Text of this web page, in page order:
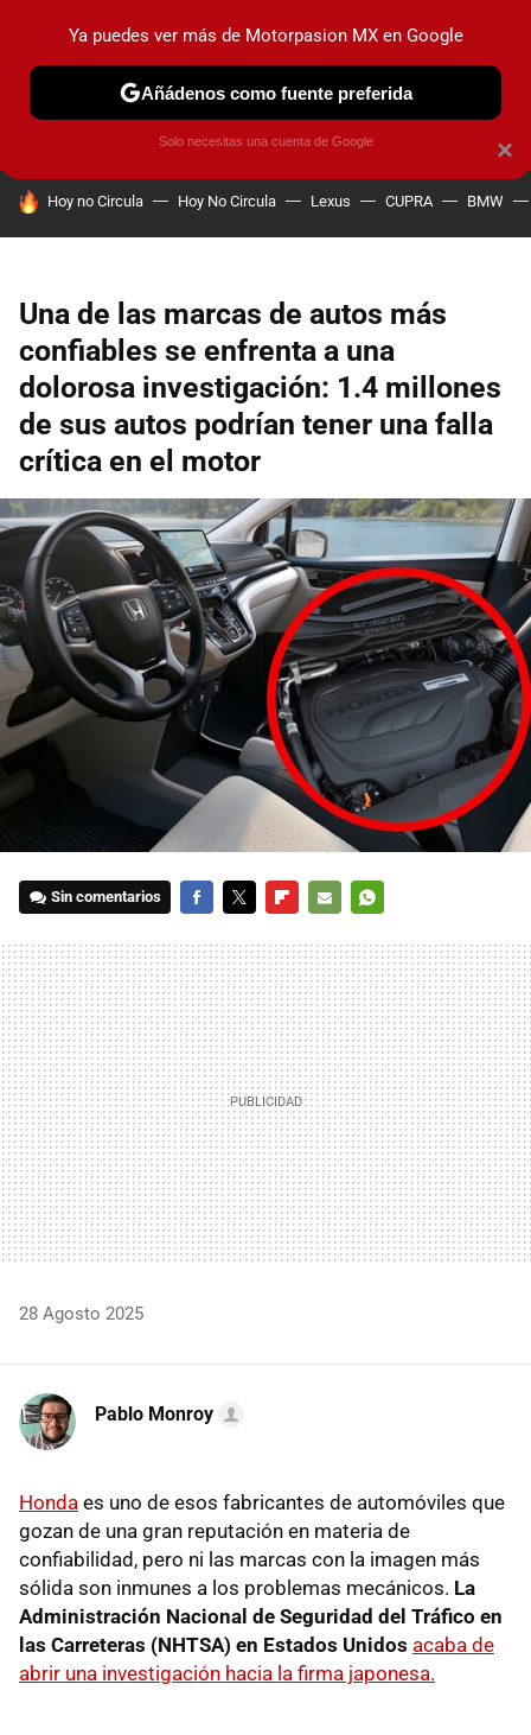
PRUEBAS INDUSTRIA HOY NO CIRCULA
HOY SE HABLA DE
Hoy no Circula Hoy No Circula Lexus CUPRA BMW
Una de las marcas de autos más
confiables se enfrenta a una
dolorosa investigación: 1.4 millones
de sus autos podrían tener una falla
crítica en el motor
Sin comentarios
MAIL
28 Agosto 2025
Pablo Monroy
Honda es uno de esos fabricantes de automóviles que
gozan de una gran reputación en materia de
confiabilidad, pero ni las marcas con la imagen más
sólida son inmunes a los problemas mecánicos. La
Administración Nacional de Seguridad del Tráfico en
las Carreteras (NHTSA) en Estados Unidos acaba de
abrir una investigación hacia la firma japonesa.
×
Ya puedes ver más de Motorpasion MX en Google
Añádenos como fuente preferida
Solo necesitas una cuenta de Google